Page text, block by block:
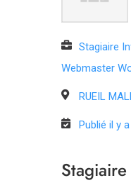
Stagiaire
Webmaster
RUEIL
Publié il y